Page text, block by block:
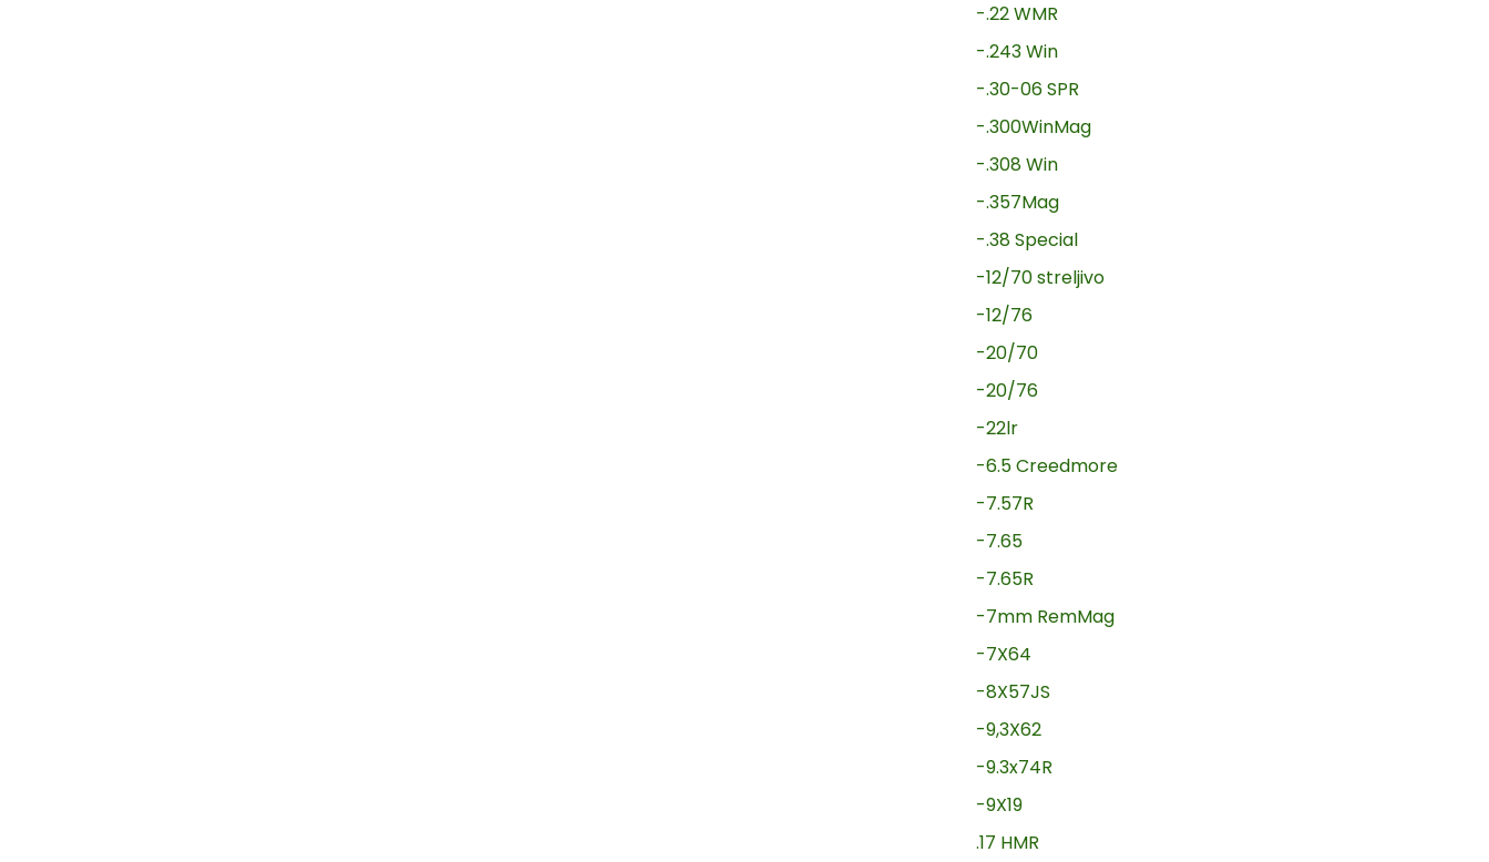
-.22 WMR
-.243 Win
-.30-06 SPR
-.300WinMag
-.308 Win
-.357Mag
-.38 Special
-12/70 streljivo
-12/76
-20/70
-20/76
-22lr
-6.5 Creedmore
-7.57R
-7.65
-7.65R
-7mm RemMag
-7X64
-8X57JS
-9,3X62
-9.3x74R
-9X19
.17 HMR